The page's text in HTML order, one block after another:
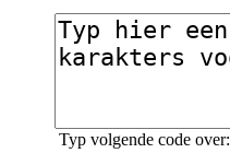
Typ volgende code over: